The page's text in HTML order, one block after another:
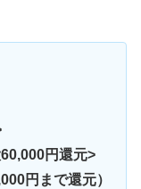
円還元>
円まで還元）